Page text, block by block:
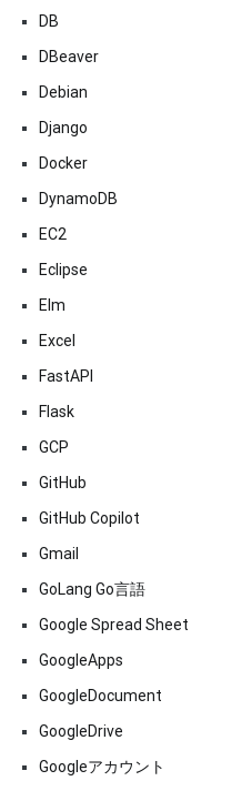
DB
DBeaver
Debian
Django
Docker
DynamoDB
EC2
Eclipse
Elm
Excel
FastAPI
Flask
GCP
GitHub
GitHub Copilot
Gmail
GoLang Go言語
Google Spread Sheet
GoogleApps
GoogleDocument
GoogleDrive
Googleアカウント